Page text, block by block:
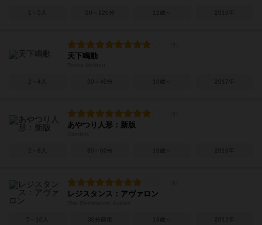
1～5人 90～120分 12歳～ 2016年
天下鳴動
2～4人 20～40分 10歳～ 2017年
あやつり人形：新版
2～8人 30～60分 10歳～ 2016年
レジスタンス：アヴァロン
5～10人 30分前後 13歳～ 2012年